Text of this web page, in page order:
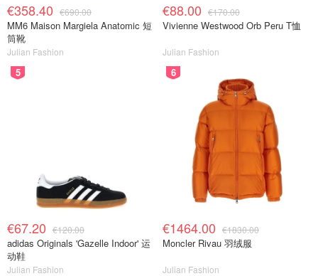
€358.40 €690.00
MM6 Maison Margiela Anatomic 短
筒靴
Julian Fashion
€88.00 €170.00
Vivienne Westwood Orb Peru T恤
Julian Fashion
5
€67.20 €120.00
adidas Originals 'Gazelle Indoor' 运
动鞋
Julian Fashion
6
€1464.00 €1830.00
Moncler Rivau 羽绒服
Julian Fashion